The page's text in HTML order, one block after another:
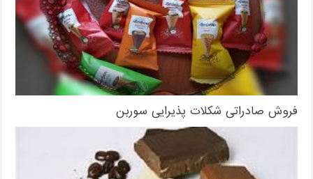
فروش صادراتی شکلات پذیرایی سوربن